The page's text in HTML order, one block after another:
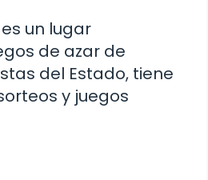
un lugar
de azar de
del Estado, tiene
y juegos